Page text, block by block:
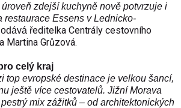
zdejší kuchyně nově potvrzuje i
restaurace Essens vLednicko-
ředitelka Centrály cestovního
Martina Grůzová.
celý kraj
top evropské destinace je velkou šancí,
ještě více cestovatelů. Jižní Morava
mix zážitků – od architektonických